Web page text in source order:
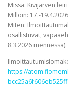
Missä: Kivijärven
Milloin: 17.-19.4.2026
Miten:
osallistuvat,
8.3.2026 mennessä).
https://